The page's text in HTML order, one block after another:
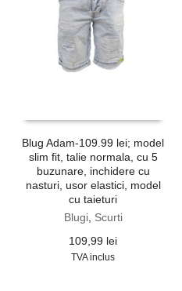
Blug Adam-109.99 lei; model
slim fit, talie normala, cu 5
buzunare, inchidere cu
nasturi, usor elastici, model
cu taieturi
Blugi, Scurti
109,99 lei
TVA inclus